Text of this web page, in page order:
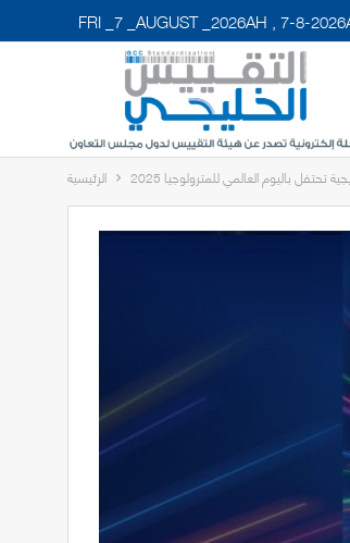
FRI _7 _AUGUST _2026AH , 7-8-
الرئيسية تحتفل باليوم العالمي للمترولوجيا 2025